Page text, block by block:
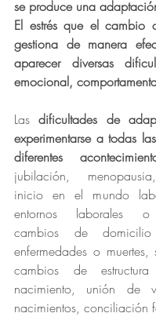
se produce una
El estrés que el cambio
gestiona de manera
aparecer diversas
emocional,
Las dificultades de
experimentarse a todas
diferentes
jubilación,
inicio en el mundo
entornos laborales o
cambios de
enfermedades o
cambios de
nacimiento, unión de
nacimientos, conciliación